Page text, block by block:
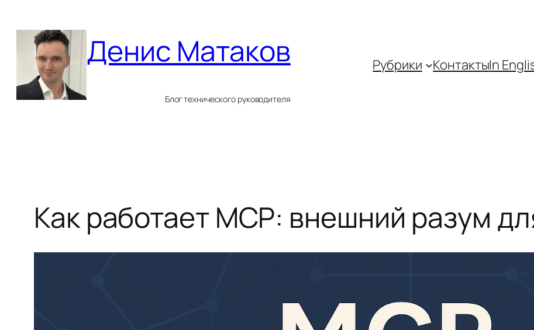
содержимому Денис Матаков
Блог технического руководителя
Рубрики КонтактыIn
Как работает MCP: внешний разум